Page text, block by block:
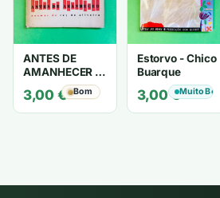
ANTES DE
AMANHECER -
ruy de oliveira
3,00 € Bom
Estorvo - Chico
Buarque
3,00€Muito Bom